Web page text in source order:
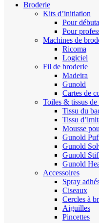
Broderie
Kits d’initiation
Pour
Pour
Machines de
Ricoma
Logiciel
Fil de broderie
Madeira
Gunold
Cartes de
Toiles & tissus de
Tissu du
Tissu
Mousse
Gunold
Gunold
Gunold
Gunold
Accessoires
Spray
Ciseaux
Cercles à
Aiguilles
Pincettes